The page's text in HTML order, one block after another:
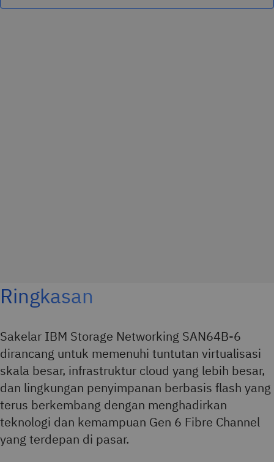
Ringkasan
Sakelar IBM Storage Networking SAN64B-6
dirancang untuk memenuhi tuntutan virtualisasi
skala besar, infrastruktur cloud yang lebih besar,
dan lingkungan penyimpanan berbasis flash yang
terus berkembang dengan menghadirkan
teknologi dan kemampuan Gen 6 Fibre Channel
yang terdepan di pasar.